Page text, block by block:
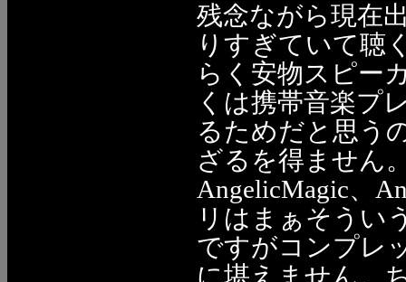
残念ながら現在
りすぎていて聴
らく安物スピー
くは携帯音楽プ
るためだと思う
ざるを得ません
AngelicMagic、
リはまぁそうい
ですがコンプレ
に堪えません。